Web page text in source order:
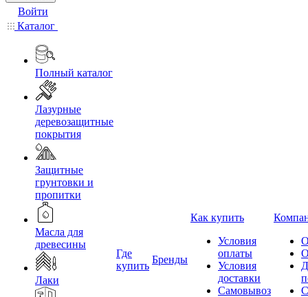
Войти
Каталог
Полный каталог
Лазурные
деревозащитные
покрытия
Защитные
грунтовки и
пропитки
Масла для
древесины
Лаки
Где
купить
Бренды
Как купить
Условия
оплаты
Условия
доставки
Самовывоз